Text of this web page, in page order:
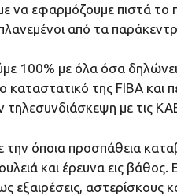
εφαρμόζουμε πιστά το
από τα
με όλα όσα δηλώνει ο
καταστατικό της FIBA και
τηλεσυνδιάσκεψη με τις
όποια προσπάθεια
και έρευνα εις
εξαιρέσεις, αστερίσκους